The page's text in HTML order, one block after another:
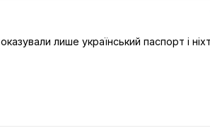
лише український паспорт і